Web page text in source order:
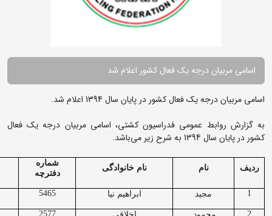
اسامی مربیان درجه یک فعال کشور اعلام شد
اسامی مربیان درجه یک فعال کشور در پایان سال 1394 اعلام شد.
به گزارش روابط عمومی فدراسیون کشتی، اسامی مربیان درجه یک فعال
کشور در پایان سال 1394 به شرح زیر می‌باشد.
ردیف نام نام خانوادگی
شماره
دفترچه
1 مجید ابراهیم نیا 5465
2
2577